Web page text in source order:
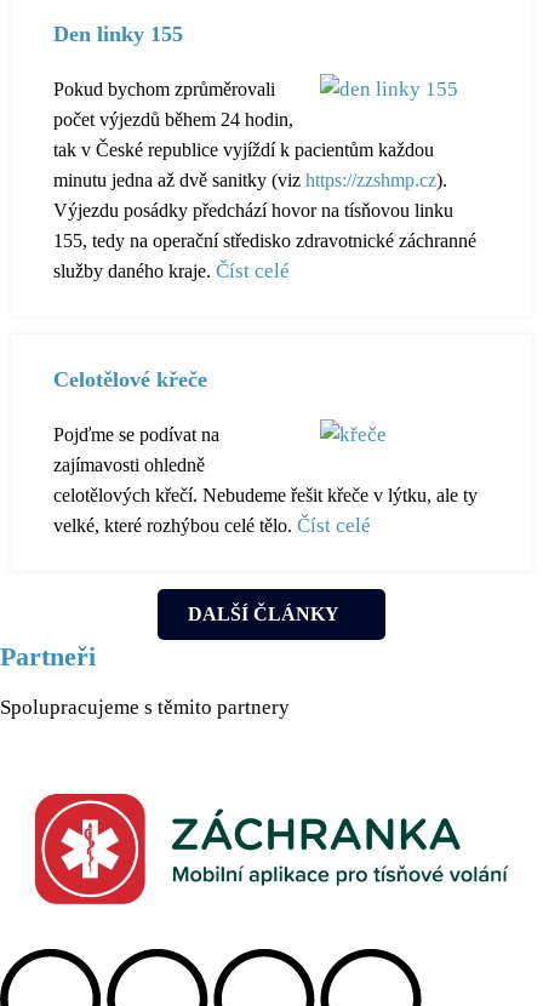
Den linky 155
Pokud bychom zprůměrovali
počet výjezdů během 24 hodin,
tak v České republice vyjíždí k pacientům každou
minutu jedna až dvě sanitky (viz https://zzshmp.cz).
Výjezdu posádky předchází hovor na tísňovou linku
155, tedy na operační středisko zdravotnické záchranné
služby daného kraje. Číst celé
Celotělové křeče
Pojďme se podívat na
zajímavosti ohledně
celotělových křečí. Nebudeme řešit křeče v lýtku, ale ty
velké, které rozhýbou celé tělo. Číst celé
DALŠÍ ČLÁNKY
Partneři
Spolupracujeme s těmito partnery